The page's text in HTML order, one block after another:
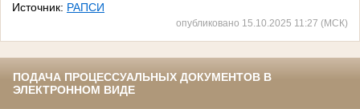
Источник: РАПСИ
опубликовано 15.10.2025 11:27 (МСК)
ПОДАЧА ПРОЦЕССУАЛЬНЫХ ДОКУМЕНТОВ В
ЭЛЕКТРОННОМ ВИДЕ